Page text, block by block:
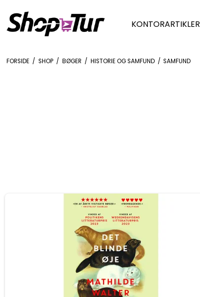
KONTORARTIKLER
FORSIDE / SHOP / BØGER / HISTORIE OG SAMFUND / SAMFUND